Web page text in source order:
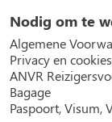
Nodig om te
Algemene
Privacy en cookies
ANVR
Bagage
Paspoort, Visum,